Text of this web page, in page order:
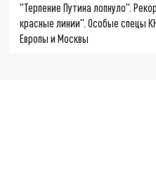
"Терпение Путина лопнуло".
красные линии". Особые спецы
Европы и Москвы